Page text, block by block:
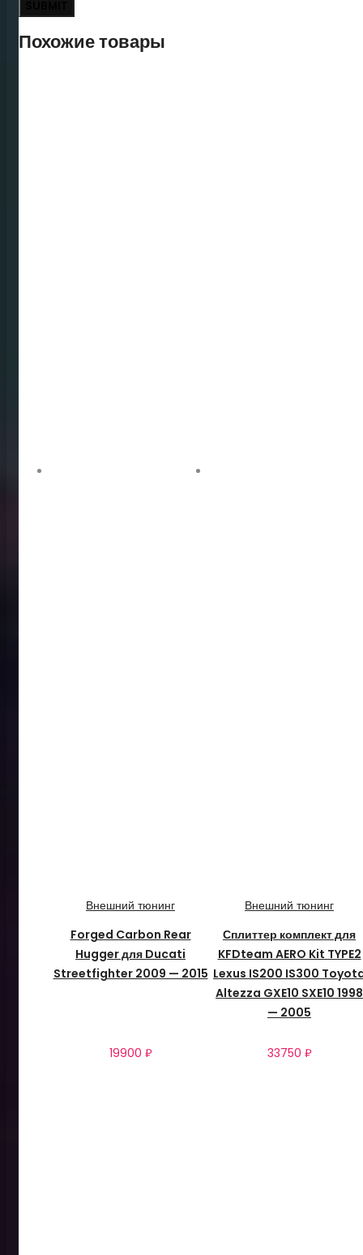
Похожие товары
Внешний тюнинг
Forged Carbon Rear
Hugger для Ducati
Streetfighter 2009 — 2015
19900 ₽
Внешний тюнинг
Сплиттер комплект для
KFDteam AERO Kit TYPE2
Lexus IS200 IS300
Altezza GXE10 SXE10 1998
— 2005
33750 ₽